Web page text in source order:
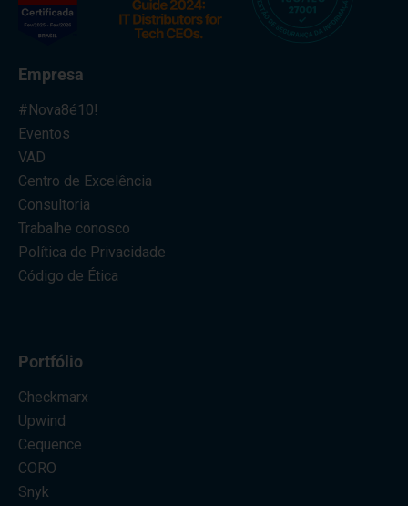
Empresa
#Nova8é10!
Eventos
VAD
Centro de Excelência
Consultoria
Trabalhe conosco
Política de Privacidade
Código de Ética
Portfólio
Checkmarx
Upwind
Cequence
CORO
Snyk